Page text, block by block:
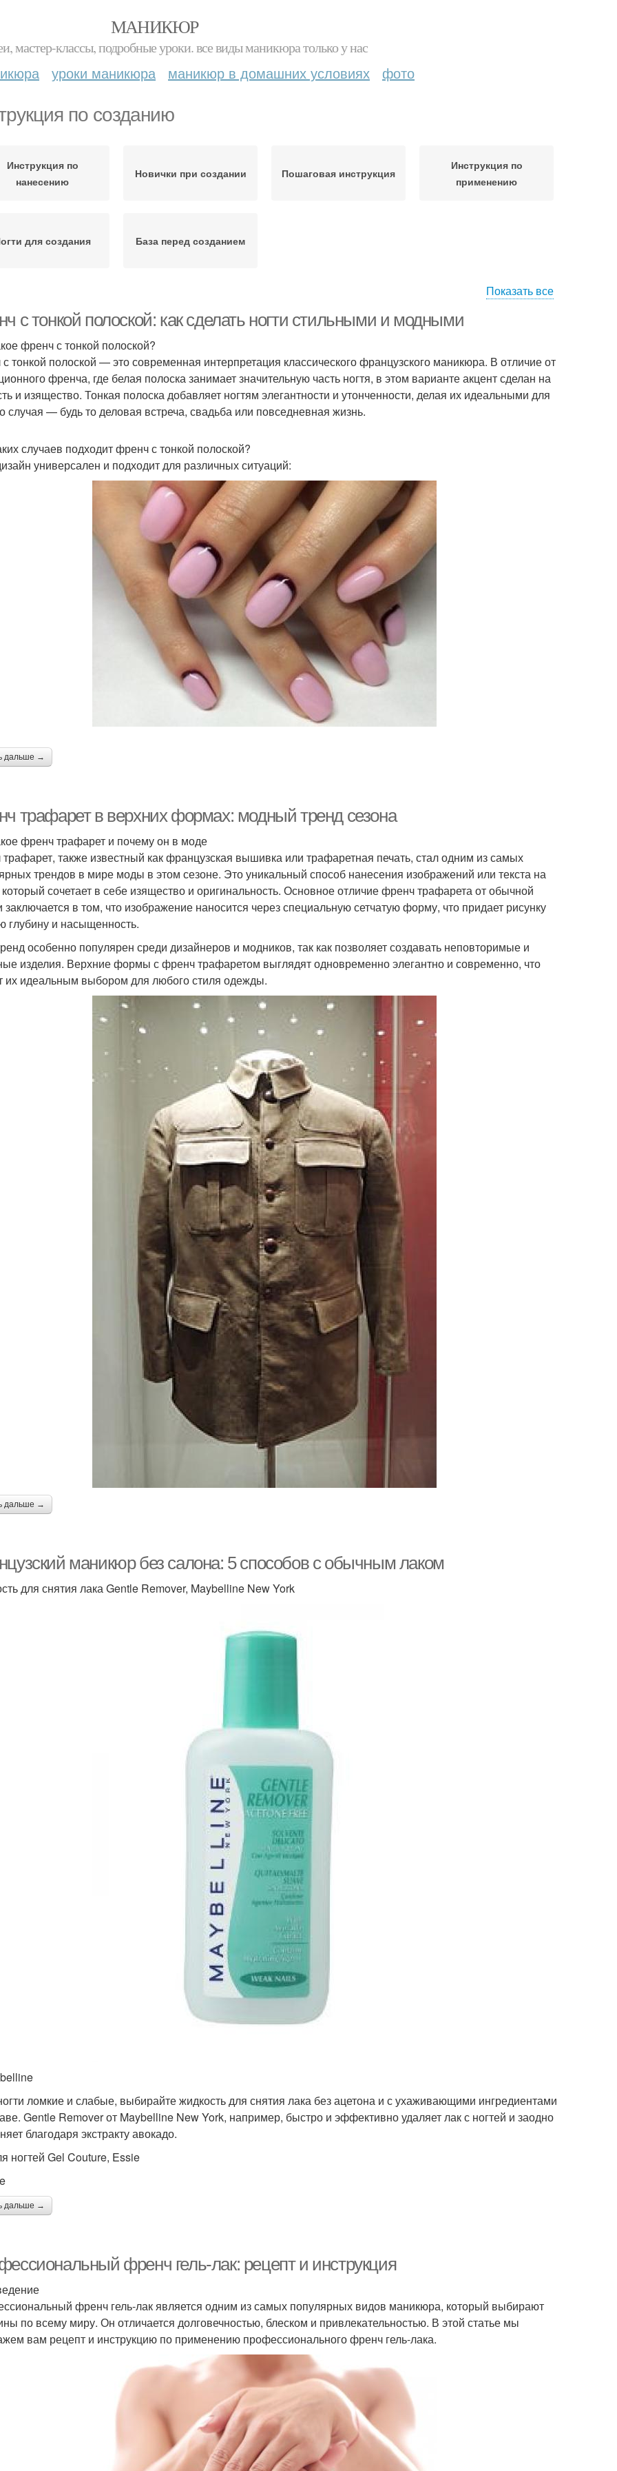
МАНИКЮР
мастер-классы, подробные уроки. все виды маникюра только у нас
уроки маникюра маникюр в домашних условиях фото
по созданию
Инструкция по
нанесению
Новички при создании Пошаговая инструкция
Инструкция по
применению
для создания База перед созданием
Показать все
с тонкой полоской: как сделать ногти стильными и модными
френч с тонкой полоской?
тонкой полоской — это современная интерпретация классического французского маникюра. В отличие от
френча, где белая полоска занимает значительную часть ногтя, в этом варианте акцент сделан на
и изящество. Тонкая полоска добавляет ногтям элегантности и утонченности, делая их идеальными для
случая — будь то деловая встреча, свадьба или повседневная жизнь.
случаев подходит френч с тонкой полоской?
универсален и подходит для различных ситуаций:
дальше →
трафарет в верхних формах: модный тренд сезона
френч трафарет и почему он в моде
также известный как французская вышивка или трафаретная печать, стал одним из самых
трендов в мире моды в этом сезоне. Это уникальный способ нанесения изображений или текста на
который сочетает в себе изящество и оригинальность. Основное отличие френч трафарета от обычной
заключается в том, что изображение наносится через специальную сетчатую форму, что придает рисунку
глубину и насыщенность.
особенно популярен среди дизайнеров и модников, так как позволяет создавать неповторимые и
изделия. Верхние формы с френч трафаретом выглядят одновременно элегантно и современно, что
их идеальным выбором для любого стиля одежды.
дальше →
маникюр без салона: 5 способов с обычным лаком
для снятия лака Gentle Remover, Maybelline New York
ломкие и слабые, выбирайте жидкость для снятия лака без ацетона и с ухаживающими ингредиентами
Gentle Remover от Maybelline New York, например, быстро и эффективно удаляет лак с ногтей и заодно
благодаря экстракту авокадо.
ногтей Gel Couture, Essie
дальше →
френч гель-лак: рецепт и инструкция
френч гель-лак является одним из самых популярных видов маникюра, который выбирают
по всему миру. Он отличается долговечностью, блеском и привлекательностью. В этой статье мы
вам рецепт и инструкцию по применению профессионального френч гель-лака.